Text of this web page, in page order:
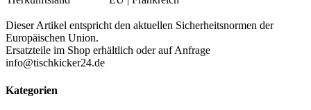
Dieser Artikel entspricht den aktuellen Sicherheitsnormen der
Europäischen Union.
Ersatzteile im Shop erhältlich oder auf Anfrage
info@tischkicker24.de
Kategorien